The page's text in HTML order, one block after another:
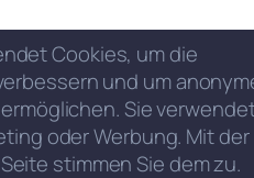
Cookies, um die
und um
Sie
oder Werbung. Mit der
stimmen Sie dem zu.